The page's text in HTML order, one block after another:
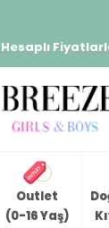
Hesaplı
Outlet
(0-16 Yaş)